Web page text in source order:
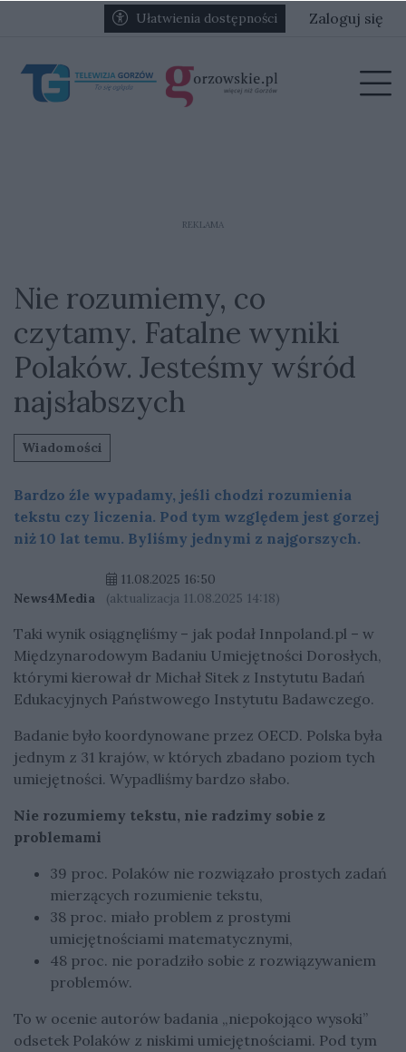
Przejdź do głównych treści
Przejdź do głównego menuUłatwienia dostępności Zaloguj się
REKLAMA
Nie rozumiemy, co
czytamy. Fatalne wyniki
Polaków. Jesteśmy wśród
najsłabszych
Wiadomości
Bardzo źle wypadamy, jeśli chodzi rozumienia
tekstu czy liczenia. Pod tym względem jest gorzej
niż 10 lat temu. Byliśmy jednymi z najgorszych.
News4Media
11.08.2025 16:50
(aktualizacja 11.08.2025 14:18)
Taki wynik osiągnęliśmy – jak podał Innpoland.pl – w
Międzynarodowym Badaniu Umiejętności Dorosłych,
którymi kierował dr Michał Sitek z Instytutu Badań
Edukacyjnych Państwowego Instytutu Badawczego.
Badanie było koordynowane przez OECD. Polska była
jednym z 31 krajów, w których zbadano poziom tych
umiejętności. Wypadliśmy bardzo słabo.
Nie rozumiemy tekstu, nie radzimy sobie z
problemami
39 proc. Polaków nie rozwiązało prostych zadań
mierzących rozumienie tekstu,
38 proc. miało problem z prostymi
umiejętnościami matematycznymi,
48 proc. nie poradziło sobie z rozwiązywaniem
problemów.
To w ocenie autorów badania „niepokojąco wysoki”
odsetek Polaków z niskimi umiejętnościami. Pod tym